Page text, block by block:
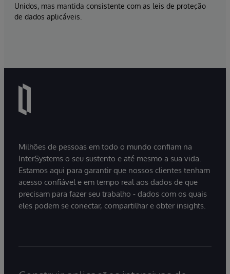
Unidos, mas mantida consistente com as leis de proteção
de dados aplicáveis.
Milhões de pessoas em todo o mundo confiam na
InterSystems o seu sustento e até mesmo a sua vida.
Estamos aqui para garantir que nossos clientes tenham
acesso confiável e em tempo real aos dados de que
precisam para fazer seu trabalho - dados com os quais
eles podem se conectar, compartilhar e obter insights.